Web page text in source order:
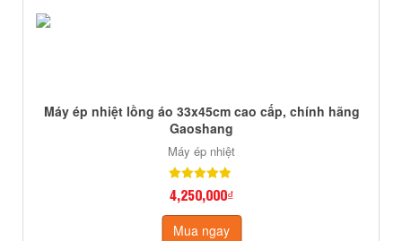
Máy ép nhiệt lồng áo 33x45cm cao cấp, chính hãng
Gaoshang
Máy ép nhiệt
4,250,000₫
Mua ngay